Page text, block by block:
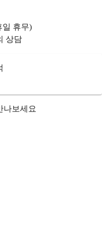
일 휴무)
상담
나보세요